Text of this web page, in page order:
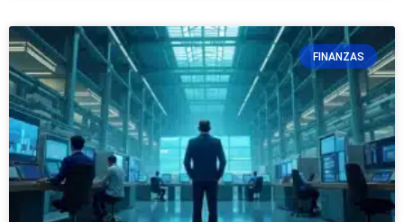
FINANZAS